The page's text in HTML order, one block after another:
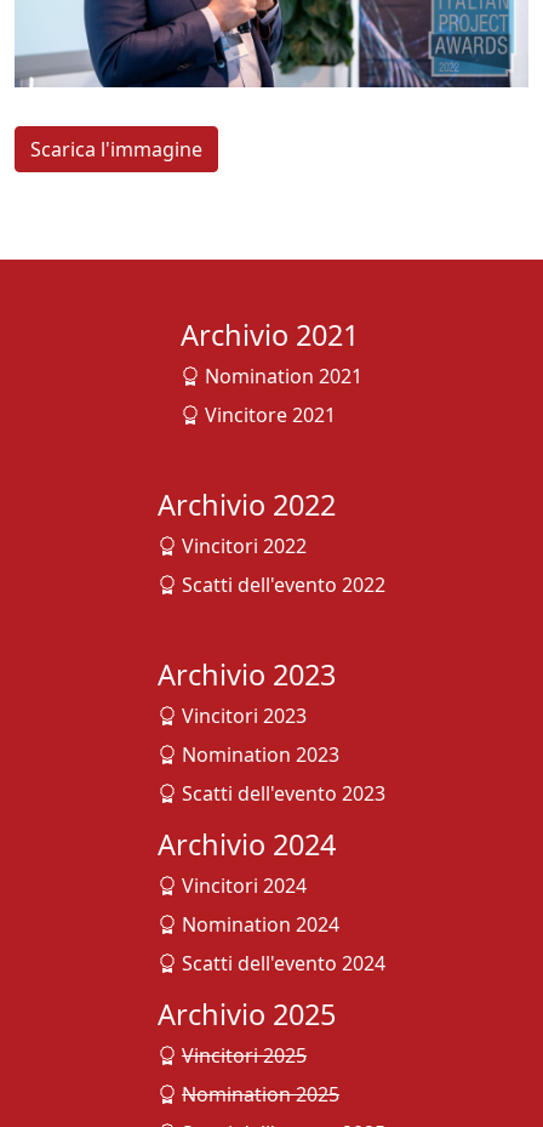
Scarica l'immagine
Archivio 2021
Nomination 2021
Vincitore 2021
Archivio 2022
Vincitori 2022
Scatti dell'evento 2022
Archivio 2023
Vincitori 2023
Nomination 2023
Scatti dell'evento 2023
Archivio 2024
Vincitori 2024
Nomination 2024
Scatti dell'evento 2024
Archivio 2025
Vincitori 2025
Nomination 2025